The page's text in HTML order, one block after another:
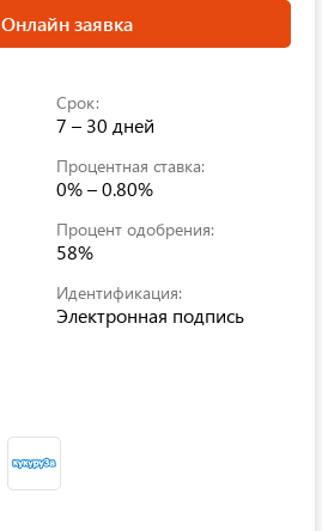
Онлайн заявка
Срок:
7 – 30 дней
Процентная ставка:
0% – 0.80%
Процент одобрения:
58%
Идентификация:
Электронная подпись